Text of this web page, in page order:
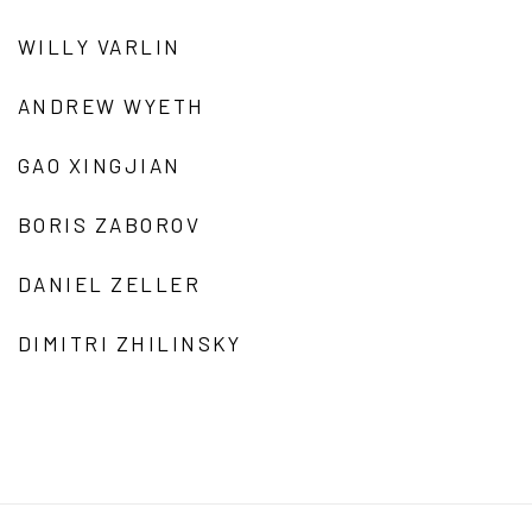
WILLY VARLIN
ANDREW WYETH
GAO XINGJIAN
BORIS ZABOROV
DANIEL ZELLER
DIMITRI ZHILINSKY